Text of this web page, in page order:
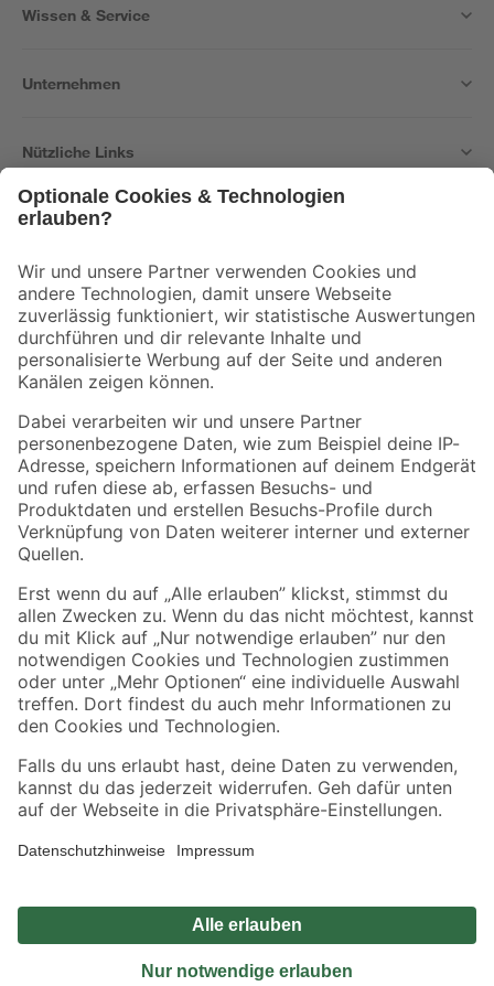
Wissen & Service
Unternehmen
Nützliche Links
Der toom Newsletter: Keine Angebote und Aktionen mehr verpassen!
Zur Newsletter Anmeldung
Folge uns
Zahlungsarten Versandarten
Sicher einkaufen
Jetzt die toom-App herunterladen
Alle Preisangaben in EUR inkl. gesetzl. MwSt.. Die dargestellten Angebote sind unter
Umständen nicht in allen Märkten verfügbar. Die angegebenen Verfügbarkeiten beziehen
Produkte nur solange der Vorrat reicht.
*Paketversand ab 59 € versandkostenfrei, gilt nicht für Artikel mit Speditionsversand, hier
Privatsphäre Impressum
Nutzungsbedingungen
Widerrufsrecht
Vertrag widerrufen